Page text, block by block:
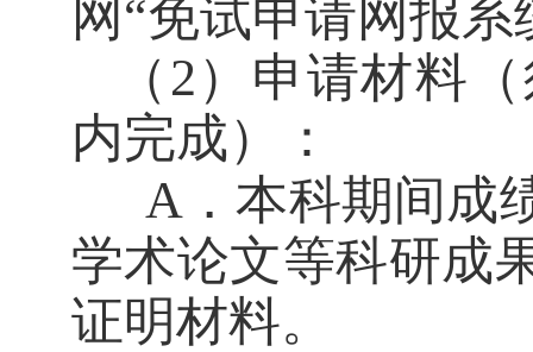
网“免试申请网报
（ 2 ）申请材料
内完成）：
A．本科期间成
学术论文等科研成
证明材料。